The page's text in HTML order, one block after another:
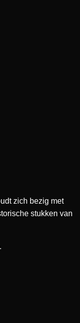
zich bezig met
stukken van